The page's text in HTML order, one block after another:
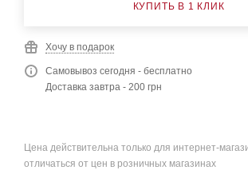
КУПИТЬ В 1 КЛИК
Хочу в подарок
Самовывоз сегодня - бесплатно
Доставка завтра - 200 грн
Цена действительна только для интернет-
отличаться от цен в розничных магазинах